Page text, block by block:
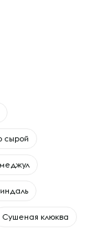
сырой
Сушеная клюква